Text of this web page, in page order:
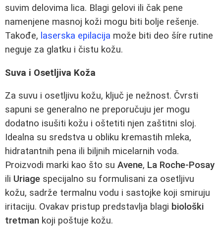
suvim delovima lica. Blagi gelovi ili čak pene
namenjene masnoj koži mogu biti bolje rešenje.
Takođe, laserska epilacija može biti deo šíre rutine
neguje za glatku i čistu kožu.
Suva i Osetljiva Koža
Za suvu i osetljivu kožu, ključ je nežnost. Čvrsti
sapuni se generalno ne preporučuju jer mogu
dodatno isušiti kožu i oštetiti njen zaštitni sloj.
Idealna su sredstva u obliku kremastih mleka,
hidratantnih pena ili biljnih micelarnih voda.
Proizvodi marki kao što su Avene, La Roche-Posay
ili Uriage specijalno su formulisani za osetljivu
kožu, sadrže termalnu vodu i sastojke koji smiruju
iritaciju. Ovakav pristup predstavlja blagi biološki
tretman koji poštuje kožu.